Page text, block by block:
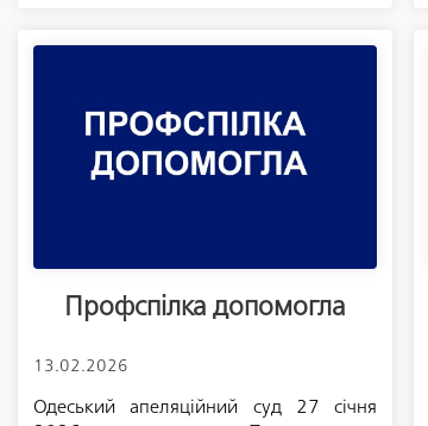
Профспілка допомогла
13.02.2026
Одеський апеляційний суд 27 січня